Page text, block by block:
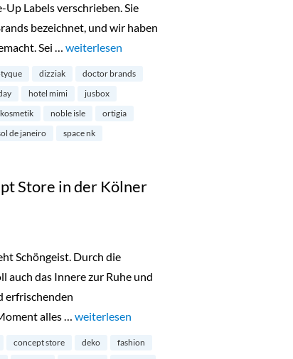
Labels verschrieben. Sie
bezeichnet, und wir haben
Sei … „Londons schönste Beauty-Shops“
weiterlesen
dizziak
doctor brands
hotel mimi
jusbox
noble isle
ortigia
de janeiro space nk
Store in der Kölner
Schöngeist. Durch die
auch das Innere zur Ruhe und
erfrischenden
alles … „Schöngeist Beauty & Concept Store in der
weiterlesen
concept store deko
fashion